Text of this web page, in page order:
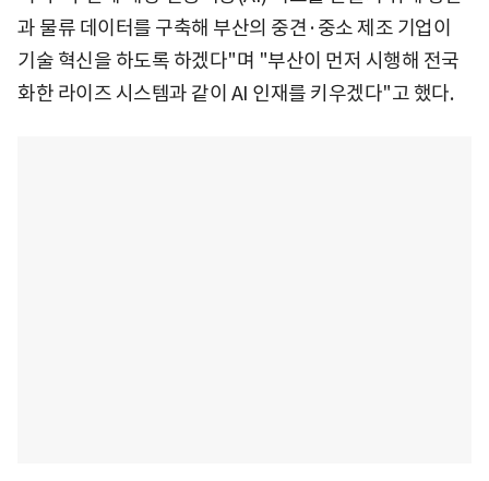
과 물류 데이터를 구축해 부산의 중견·중소 제조 기업이
기술 혁신을 하도록 하겠다"며 "부산이 먼저 시행해 전국
화한 라이즈 시스템과 같이 AI 인재를 키우겠다"고 했다.